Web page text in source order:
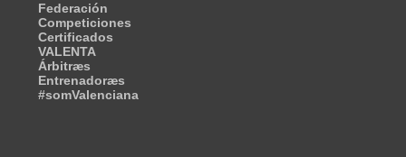
Federación
Competiciones
Certificados
VALENTA
Árbitræs
Entrenadoræs
#somValenciana